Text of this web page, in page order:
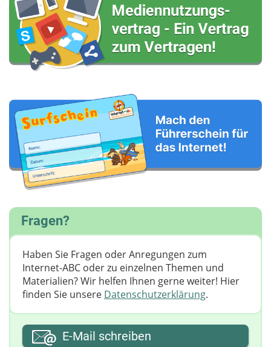
Fragen?
Haben Sie Fragen oder Anregungen zum
Internet-ABC oder zu einzelnen Themen und
Materialien? Wir helfen Ihnen gerne weiter! ​Hier
finden Sie unsere Datenschutzerklärung.
Ihre E-Mail-Adresse
E-Mail schreiben